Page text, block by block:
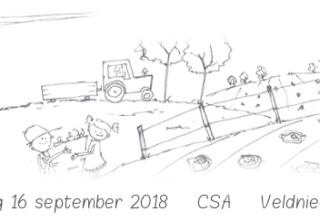
16 september 2018 CSA